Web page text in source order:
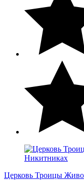
Церковь Троицы